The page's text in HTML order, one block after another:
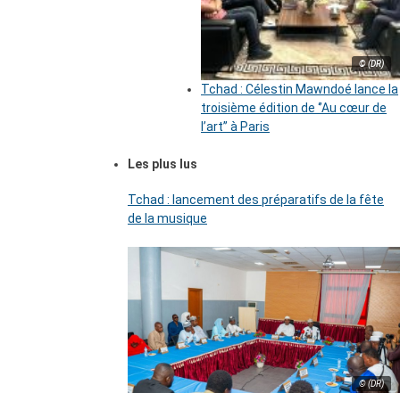
© (DR)
Tchad : Célestin Mawndoé lance la
troisième édition de ‘’Au cœur de
l’art’’ à Paris
Les plus lus
Tchad : lancement des préparatifs de la fête
de la musique
© (DR)